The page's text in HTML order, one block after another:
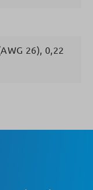
26), 0,22